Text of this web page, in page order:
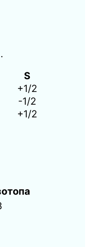
S
+1/2
-1/2
+1/2